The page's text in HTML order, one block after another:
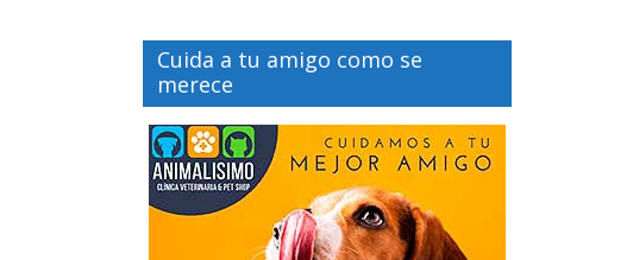
Cuida a tu amigo como se
merece